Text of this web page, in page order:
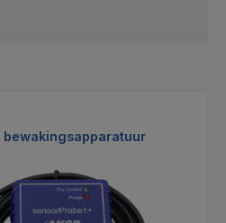
bewakingsapparatuur